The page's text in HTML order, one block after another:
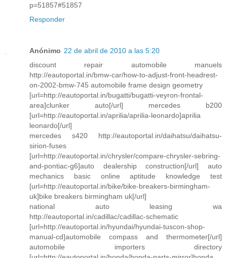
p=51857#51857
Responder
Anónimo 22 de abril de 2010 a las 5:20
discount repair automobile manuels
http://eautoportal.in/bmw-car/how-to-adjust-front-headrest-
on-2002-bmw-745 automobile frame design geometry
[url=http://eautoportal.in/bugatti/bugatti-veyron-frontal-
area]clunker auto[/url] mercedes b200
[url=http://eautoportal.in/aprilia/aprilia-leonardo]aprilia
leonardo[/url]
mercedes s420 http://eautoportal.in/daihatsu/daihatsu-
sirion-fuses
[url=http://eautoportal.in/chrysler/compare-chrysler-sebring-
and-pontiac-g6]auto dealership construction[/url] auto
mechanics basic online aptitude knowledge test
[url=http://eautoportal.in/bike/bike-breakers-birmingham-
uk]bike breakers birmingham uk[/url]
national auto leasing wa
http://eautoportal.in/cadillac/cadillac-schematic
[url=http://eautoportal.in/hyundai/hyundai-tuscon-shop-
manual-cd]automobile compass and thermometer[/url]
automobile importers directory